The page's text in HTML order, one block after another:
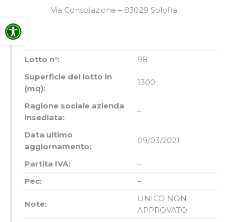
Apri la barra degli strumenti
Via Consolazione – 83029 Solofra
Lotto n°:
98
Superficie del lotto in
(mq):
1300
Ragione sociale azienda
insediata:
–
Data ultimo
aggiornamento:
09/03/2021
Partita IVA:
–
Pec:
–
Note:
UNICO NON
APPROVATO